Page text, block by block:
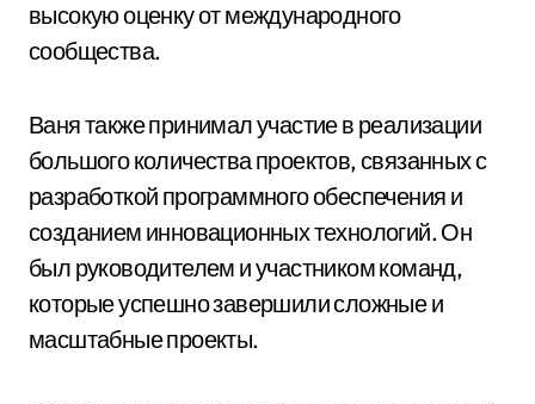
высокую оценку от международного
сообщества.
Ваня также принимал участие в реализации
большого количества проектов, связанных с
разработкой программного обеспечения и
созданием инновационных технологий. Он
был руководителем и участником команд,
которые успешно завершили сложные и
масштабные проекты.